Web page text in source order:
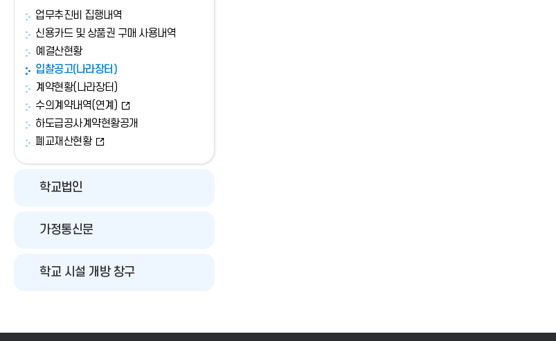
업무추진비 집행내역
신용카드 및 상품권 구매 사용내역
예결산현황
입찰공고(나라장터)
계약현황(나라장터)
수의계약내역(연계)
하도급공사계약현황공개
폐교재산현황
학교법인
가정통신문
학교 시설 개방 창구